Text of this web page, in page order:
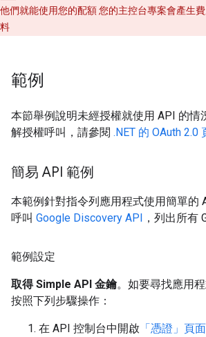
他們就能使用您的配額 您的主控台專案會產生
料
範例
本節舉例說明未經授權就使用 API 的情
解授權呼叫，請參閱 .NET 的 OAuth 2.0
簡易 API 範例
本範例針對指令列應用程式使用簡單的
呼叫 Google Discovery API ，列出所有
範例設定
取得 Simple API 金鑰。如要尋找應用
按照下列步驟操作：
在 API 控制台中開啟 「憑證」頁面